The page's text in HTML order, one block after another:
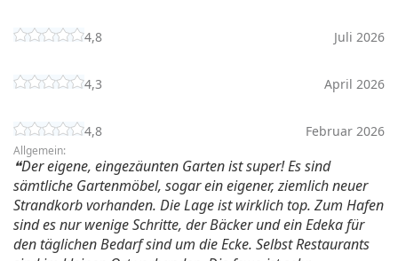
4,8 Juli 2026
4,3 April 2026
4,8 Februar 2026
Allgemein:
Der eigene, eingezäunten Garten ist super! Es sind
sämtliche Gartenmöbel, sogar ein eigener, ziemlich neuer
Strandkorb vorhanden. Die Lage ist wirklich top. Zum Hafen
sind es nur wenige Schritte, der Bäcker und ein Edeka für
den täglichen Bedarf sind um die Ecke. Selbst Restaurants